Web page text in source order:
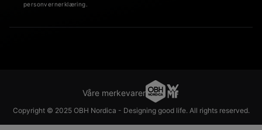
personvernerklæring.
Våre merkevarer
Copyright © 2025 OBH Nordica - Designing good life. All rights reserved.